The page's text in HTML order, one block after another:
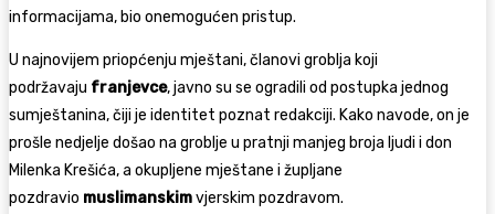
informacijama, bio onemogućen pristup.
U najnovijem priopćenju mještani, članovi groblja koji
podržavaju franjevce, javno su se ogradili od postupka jednog
sumještanina, čiji je identitet poznat redakciji. Kako navode, on je
prošle nedjelje došao na groblje u pratnji manjeg broja ljudi i don
Milenka Krešića, a okupljene mještane i župljane
pozdravio muslimanskimvjerskim pozdravom.